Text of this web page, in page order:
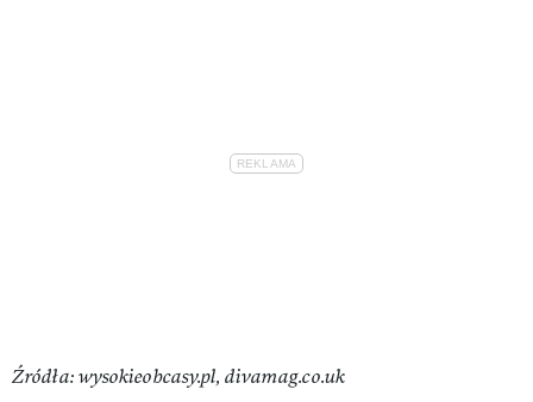
Źródła: wysokieobcasy.pl, divamag.co.uk